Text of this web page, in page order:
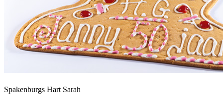
Spakenburgs Hart Sarah